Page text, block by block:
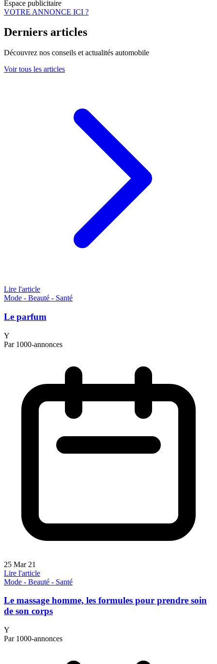
Espace publicitaire
VOTRE ANNONCE ICI ?
Derniers articles
Découvrez nos conseils et actualités automobile
Voir tous les articles
Lire l'article
Mode - Beauté - Santé
Le parfum
Y
Par 1000-annonces
25 Mar 21
Lire l'article
Mode - Beauté - Santé
Le massage homme, les formules pour prendre soin
de son corps
Y
Par 1000-annonces